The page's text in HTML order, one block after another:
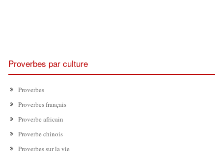
Proverbes par culture
Proverbes
Proverbes français
Proverbe africain
Proverbe chinois
Proverbes sur la vie